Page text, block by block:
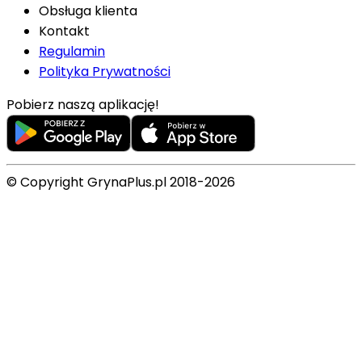
Obsługa klienta
Kontakt
Regulamin
Polityka Prywatności
Pobierz naszą aplikację!
© Copyright GrynaPlus.pl 2018-2026